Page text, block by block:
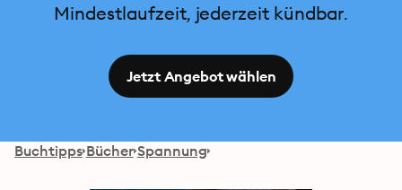
Mindestlaufzeit, jederzeit kündbar.
Jetzt Angebot wählen
Buchtipps Bücher Spannung